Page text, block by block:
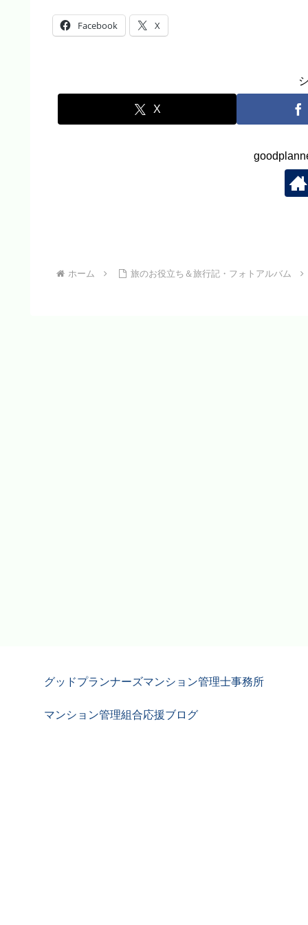
Facebook X
X
ホーム 旅のお役立ち＆旅行記・フォトアルバム
グッドプランナーズマンション管理士事務所
マンション管理組合応援ブログ